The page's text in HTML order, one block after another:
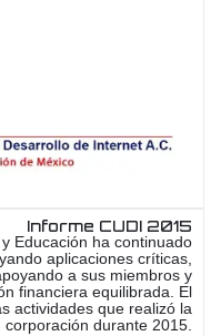
Informe CUDI 2015
Educación ha continuado
aplicaciones críticas,
a sus miembros y
financiera equilibrada. El
actividades que realizó la
corporación durante 2015.